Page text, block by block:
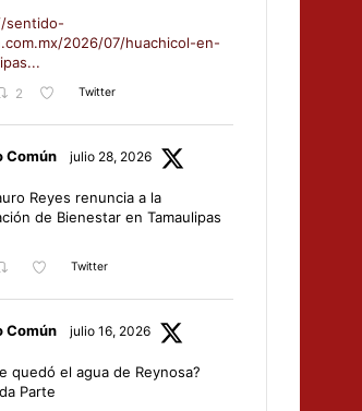
sentido-
2026/07/huachicol-en-
2 Twitter
Común julio 28, 2026
Reyes renuncia a la
de Bienestar en Tamaulipas
Twitter
Común julio 16, 2026
quedó el agua de Reynosa?
Parte